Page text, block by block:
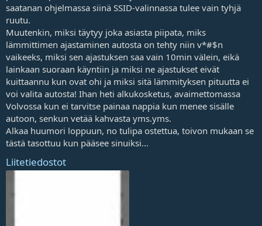
saatanan ohjelmassa siinä SSID-valinnassa tulee vain tyhjä
ruutu.
Muutenkin, miksi täytyy joka asiasta piipata, miks
lämmittimen ajastaminen autosta on tehty niin v*#$n
vaikeeks, miksi sen ajastuksen saa vain 10min välein, eikä
lainkaan suoraan käyntiin ja miksi ne ajastukset eivät
kuittaannu kun ovat ohi ja miksi sitä lämmityksen pituutta ei
voi valita autosta! Ihan heti alkukosketus, avaimettomassa
Volvossa kun ei tarvitse painaa nappia kun menee sisälle
autoon, senkun vetää kahvasta yms.yms.
Alkaa huumori loppuun, no tulipa ostettua, toivon mukaan se
tästä tasottuu kun pääsee sinuiksi...
Liitetiedostot